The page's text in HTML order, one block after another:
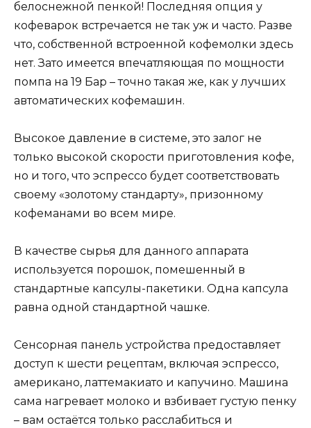
белоснежной пенкой! Последняя опция у
кофеварок встречается не так уж и часто. Разве
что, собственной встроенной кофемолки здесь
нет. Зато имеется впечатляющая по мощности
помпа на 19 Бар – точно такая же, как у лучших
автоматических кофемашин.
Высокое давление в системе, это залог не
только высокой скорости приготовления кофе,
но и того, что эспрессо будет соответствовать
своему «золотому стандарту», призонному
кофеманами во всем мире.
В качестве сырья для данного аппарата
используется порошок, помешенный в
стандартные капсулы-пакетики. Одна капсула
равна одной стандартной чашке.
Сенсорная панель устройства предоставляет
доступ к шести рецептам, включая эспрессо,
американо, латтемакиато и капучино. Машина
сама нагревает молоко и взбивает густую пенку
– вам остаётся только расслабиться и